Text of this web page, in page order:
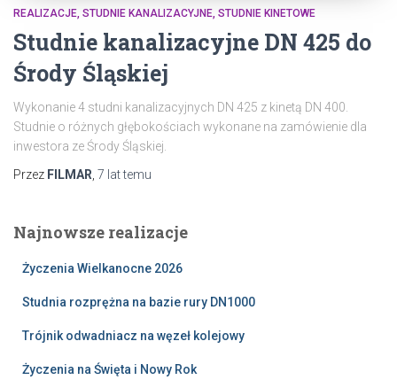
REALIZACJE STUDNIE KANALIZACYJNE STUDNIE KINETOWE
Studnie kanalizacyjne DN 425 do
Środy Śląskiej
Wykonanie 4 studni kanalizacyjnych DN 425 z kinetą DN 400.
Studnie o różnych głębokościach wykonane na zamówienie dla
inwestora ze Środy Śląskiej.
Przez FILMAR 7 lattemu
Najnowsze realizacje
Życzenia Wielkanocne 2026
Studnia rozprężna na bazie rury DN1000
Trójnik odwadniacz na węzeł kolejowy
Życzenia na Święta i Nowy Rok